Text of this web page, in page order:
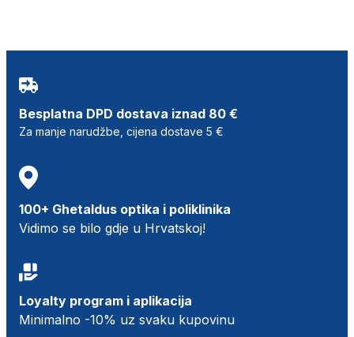
Besplatna DPD dostava iznad 80 €
Za manje narudžbe, cijena dostave 5 €
100+ Ghetaldus optika i poliklinika
Vidimo se bilo gdje u Hrvatskoj!
Loyalty program i aplikacija
Minimalno -10% uz svaku kupovinu